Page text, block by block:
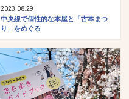
2023.08.29
中央線で個性的な本屋と「古本まつ
り」をめぐる